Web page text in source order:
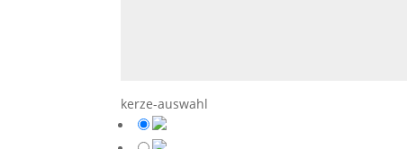
kerze-auswahl